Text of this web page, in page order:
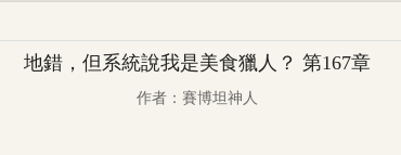
地錯，但系統說我是美食獵人？ 第167章
作者：賽博坦神人